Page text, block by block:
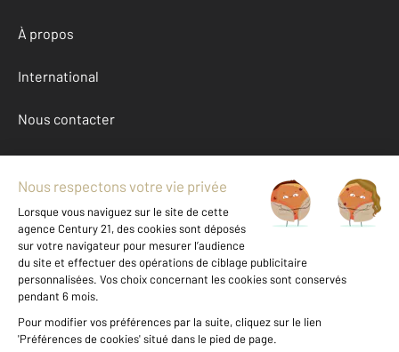
À propos
International
Nous contacter
Mentions légales & CGU et Barèmes d'honoraires
Données personnelles
Gestionnaire des cookies
Achat appartement autour de GRENOBLE (38100)